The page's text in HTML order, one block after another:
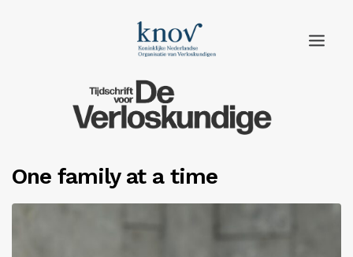
Edities
One family at a time